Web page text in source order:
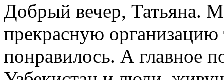
Добрый вечер, Татьяна.
прекрасную
понравилось. А главное